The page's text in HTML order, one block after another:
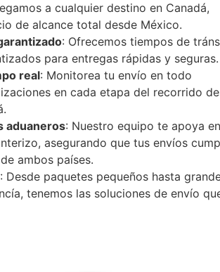
a cualquier destino en Canadá,
de alcance total desde México.
: Ofrecemos tiempos de
para entregas rápidas y seguras.
real: Monitorea tu envío en todo
en cada etapa del recorrido
aduaneros: Nuestro equipo te apoya
asegurando que tus envíos
ambos países.
: Desde paquetes pequeños hasta
tenemos las soluciones de envío